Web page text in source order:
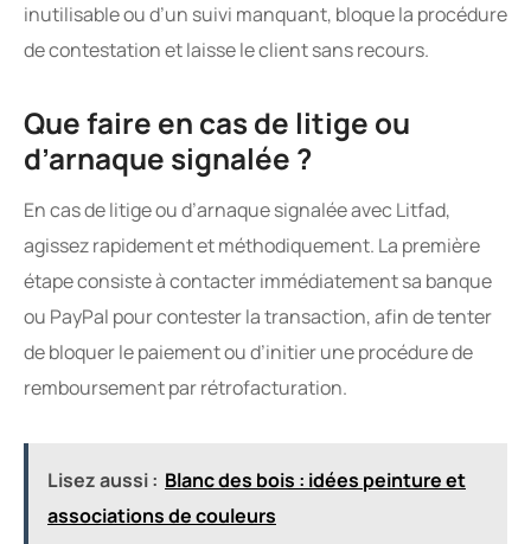
inutilisable ou d’un suivi manquant, bloque la procédure
de contestation et laisse le client sans recours.
Que faire en cas de litige ou
d’arnaque signalée ?
En cas de litige ou d’arnaque signalée avec Litfad,
agissez rapidement et méthodiquement. La première
étape consiste à contacter immédiatement sa banque
ou PayPal pour contester la transaction, afin de tenter
de bloquer le paiement ou d’initier une procédure de
remboursement par rétrofacturation.
Lisez aussi : Blanc des bois : idées peinture et
associations de couleurs